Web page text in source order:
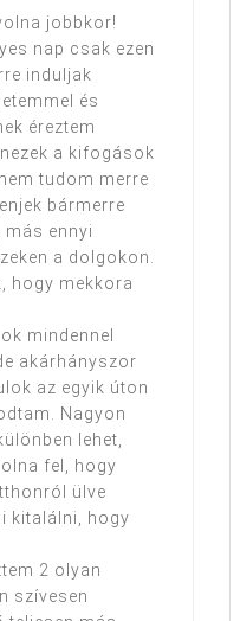
jobbkor!
nap csak ezen
induljak
és
éreztem
a kifogások
tudom merre
bármerre
más ennyi
a dolgokon.
hogy mekkora
mindennel
akárhányszor
az egyik úton
Nagyon
lehet,
fel, hogy
ülve
kitalálni, hogy
2 olyan
szívesen